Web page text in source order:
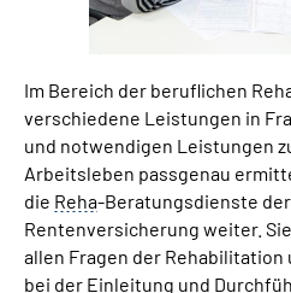
Language
Inhalte in Gebärdensprache
Leichte Sprache
Mein
Im Bereich der beruflichen
verschiedene Leistungen in
und notwendigen Leistungen
Arbeitsleben passgenau
die Reha-Beratungsdienste
Rentenversicherung weiter.
allen Fragen der
bei der Einleitung und